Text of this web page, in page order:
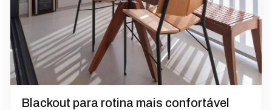
Blackout para rotina mais confortável